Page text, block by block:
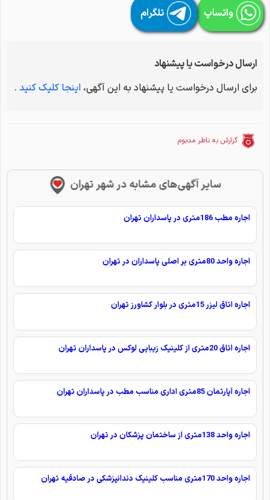
واتساپ تلگرام
ارسال درخواست یا پیشنهاد
برای ارسال درخواست یا پیشنهاد به این آگهی، اینجا کلیک کنید .
گزارش به ناظر مدبوم
سایر آگهی‌های مشابه در شهر تهران
اجاره مطب 186متری در پاسداران تهران
اجاره واحد 80متری بر اصلی پاسداران در تهران
اجاره اتاق لیزر 15متری در بلوار کشاورز تهران
اجاره اتاق 20متری از کلینیک زیبایی لوکس در پاسداران تهران
اجاره آپارتمان 85متری اداری مناسب مطب در پاسداران تهران
اجاره واحد 138متری از ساختمان پزشکان در تهران
اجاره واحد 170متری مناسب کلینیک دندانپزشکی در صادقیه تهران